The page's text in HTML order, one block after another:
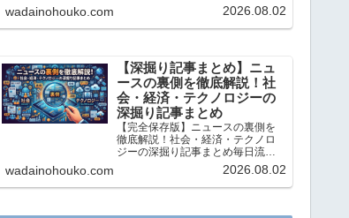
す。こんにちは、「ちょっと気に
なる話題の宝庫」です。この記事
では、私が日々リサーチし、独自
wadainohouko.com 2026.08.02
【深掘り記事まとめ】ニュ
ースの裏側を徹底解説！社
会・経済・テクノロジーの
深掘り記事まとめ
【完全保存版】ニュースの裏側を
徹底解説！社会・経済・テクノロ
ジーの深掘り記事まとめ毎日流れ
てくるニュースの表面だけを追っ
ていては、社会の本当の姿は見え
てきません。こんにちは、「ちょ
この記事では、私が長年培ってき...
wadainohouko.com 2026.08.02